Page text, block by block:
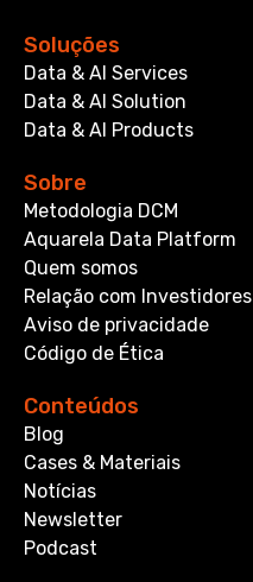
Soluções
Data & AI Services
Data & AI Solution
Data & AI Products
Sobre
Metodologia DCM
Aquarela Data Platform
Quem somos
Relação com Investidores
Aviso de privacidade
Código de Ética
Conteúdos
Blog
Cases & Materiais
Notícias
Newsletter
Podcast